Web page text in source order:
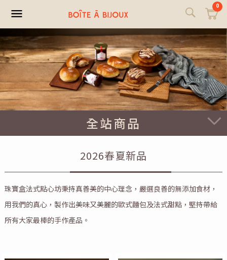
0
全站商品
2026春夏新品
珠寶盒法式點心坊秉持真善美的中心理念，嚴選良善的無添加食材，
用我們的真心，製作出美味又美麗的歐式麵包及法式甜點，堅持帶給
所有大家最棒的手作產品。